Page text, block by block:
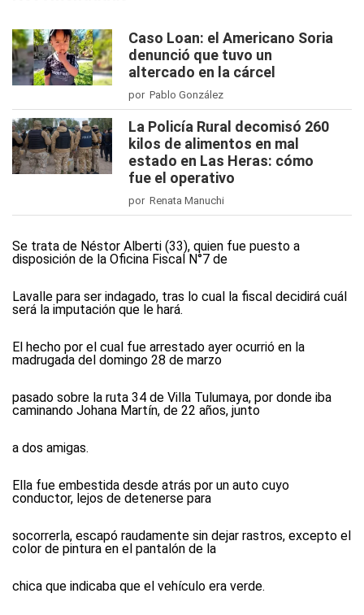
Caso Loan: el Americano Soria
denunció que tuvo un
altercado en la cárcel
por Pablo González
La Policía Rural decomisó 260
kilos de alimentos en mal
estado en Las Heras: cómo
fue el operativo
por Renata Manuchi
Se trata de Néstor Alberti (33), quien fue puesto a
disposición de la Oficina Fiscal N°7 de
Lavalle para ser indagado, tras lo cual la fiscal decidirá cuál
será la imputación que le hará.
El hecho por el cual fue arrestado ayer ocurrió en la
madrugada del domingo 28 de marzo
pasado sobre la ruta 34 de Villa Tulumaya, por donde iba
caminando Johana Martín, de 22 años, junto
a dos amigas.
Ella fue embestida desde atrás por un auto cuyo
conductor, lejos de detenerse para
socorrerla, escapó raudamente sin dejar rastros, excepto el
color de pintura en el pantalón de la
chica que indicaba que el vehículo era verde.